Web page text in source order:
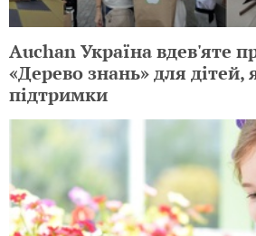
Auchan Україна вдев'яте
«Дерево знань» для дітей,
підтримки